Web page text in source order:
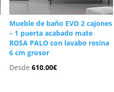
Mueble de baño EVO 2 cajones
– 1 puerta acabado mate
ROSA PALO con lavabo resina
6 cm grosor
Desde 610.00€